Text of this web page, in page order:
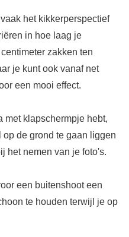
het kikkerperspectief
in hoe laag je
zakken ten
je kunt ook vanaf net
een mooi effect.
met klapschermpje hebt,
de grond te gaan liggen
het nemen van je foto's.
een buitenshoot een
te houden terwijl je op